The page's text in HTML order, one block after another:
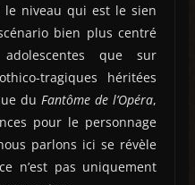
niveau qui est le sien
bien plus centré
que sur
tragiques héritées
du Fantôme de l’Opéra,
pour le personnage
parlons ici se révèle
n’est pas uniquement